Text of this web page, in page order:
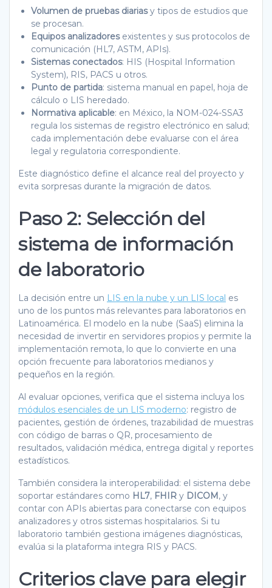
Volumen de pruebas diariasy tipos de estudios que
se procesan.
Equipos analizadoresexistentes y sus protocolos de
comunicación (HL7, ASTM, APIs).
Sistemas conectados: HIS (Hospital Information
System), RIS, PACS u otros.
Punto de partida: sistema manual en papel, hoja de
cálculo o LIS heredado.
Normativa aplicable: en México, la NOM-024-SSA3
regula los sistemas de registro electrónico en salud;
cada implementación debe evaluarse con el área
legal y regulatoria correspondiente.
Este diagnóstico define el alcance real del proyecto y
evita sorpresas durante la migración de datos.
Paso 2: Selección del
sistema de información
de laboratorio
La decisión entre un LIS en la nube y un LIS local es
uno de los puntos más relevantes para laboratorios en
Latinoamérica. El modelo en la nube (SaaS) elimina la
necesidad de invertir en servidores propios y permite la
implementación remota, lo que lo convierte en una
opción frecuente para laboratorios medianos y
pequeños en la región.
Al evaluar opciones, verifica que el sistema incluya los
módulos esenciales de un LIS moderno: registro de
pacientes, gestión de órdenes, trazabilidad de muestras
con código de barras o QR, procesamiento de
resultados, validación médica, entrega digital y reportes
estadísticos.
También considera la interoperabilidad: el sistema debe
soportar estándares como HL7, FHIR y DICOM, y
contar con APIs abiertas para conectarse con equipos
analizadores y otros sistemas hospitalarios. Si tu
laboratorio también gestiona imágenes diagnósticas,
evalúa si la plataforma integra RIS y PACS.
Criterios clave para elegir